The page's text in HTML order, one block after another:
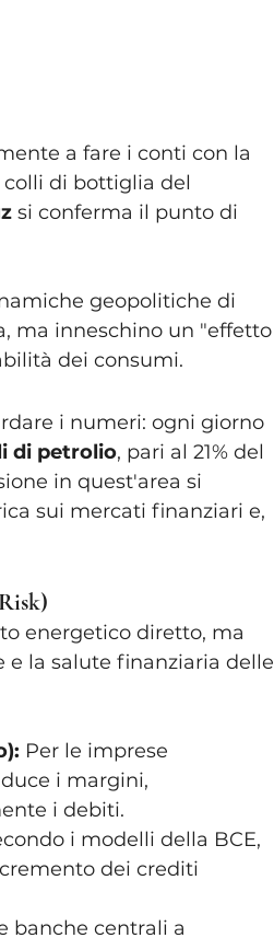
a fare i conti con la
di bottiglia del
si conferma il punto di
geopolitiche di
ma inneschino un "effetto
dei consumi.
i numeri: ogni giorno
di petrolio, pari al 21% del
in quest'area si
sui mercati finanziari e,
energetico diretto, ma
la salute finanziaria delle
Per le imprese
i margini,
i debiti.
i modelli della BCE,
dei crediti
banche centrali a